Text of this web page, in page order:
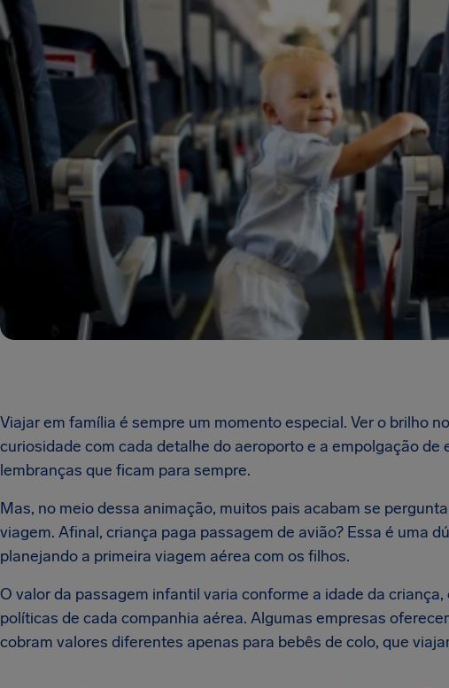
Viajar em família é sempre um momento especial. Ver o brilho
curiosidade com cada detalhe do aeroporto e a empolgação
lembranças que ficam para sempre.
Mas, no meio dessa animação, muitos pais acabam se
viagem. Afinal, criança paga passagem de avião? Essa é uma
planejando a primeira viagem aérea com os filhos.
O valor da passagem infantil varia conforme a idade da
políticas de cada companhia aérea. Algumas empresas
cobram valores diferentes apenas para bebês de colo, que